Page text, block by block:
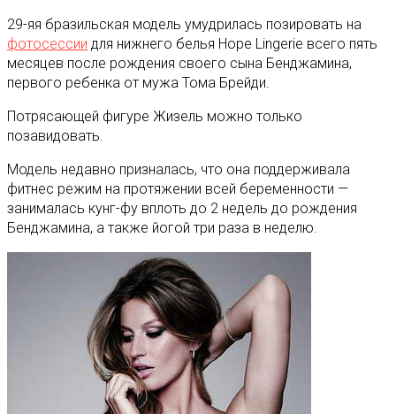
29-яя бразильская модель умудрилась позировать на
фотосессии для нижнего белья Hope Lingerie всего пять
месяцев после рождения своего сына Бенджамина,
первого ребенка от мужа Тома Брейди.
Потрясающей фигуре Жизель можно только
позавидовать.
Модель недавно призналась, что она поддерживала
фитнес режим на протяжении всей беременности —
занималась кунг-фу вплоть до 2 недель до рождения
Бенджамина, а также йогой три раза в неделю.